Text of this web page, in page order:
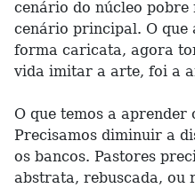
cenário do núcleo pobre
cenário principal. O que
forma caricata, agora
vida imitar a arte, foi a
O que temos a aprender
Precisamos diminuir a
os bancos. Pastores
abstrata, rebuscada, ou